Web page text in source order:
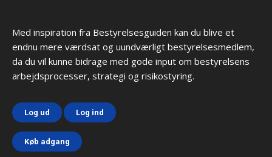
Med inspiration fra Bestyrelsesguiden kan du blive et
endnu mere værdsat og uundværligt bestyrelsesmedlem,
da du vil kunne bidrage med gode input om bestyrelsens
arbejdsprocesser, strategi og risikostyring.
Log ud Log ind
Køb adgang